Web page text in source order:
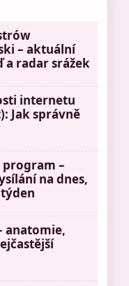
– aktuální
a radar srážek
internetu
Jak správně
–
na dnes,
anatomie,